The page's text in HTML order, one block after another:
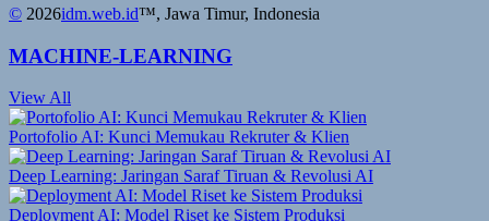
© 2026idm.web.id™, Jawa Timur, Indonesia
MACHINE-LEARNING
View All
Portofolio AI: Kunci Memukau Rekruter & Klien
Deep Learning: Jaringan Saraf Tiruan & Revolusi AI
Deployment AI: Model Riset ke Sistem Produksi